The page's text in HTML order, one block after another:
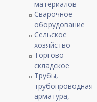
материалов
Сварочное
оборудование
Сельское
хозяйство
Торгово
складское
Трубы,
трубопроводная
арматура,